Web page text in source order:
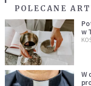
POLECANE
w
W